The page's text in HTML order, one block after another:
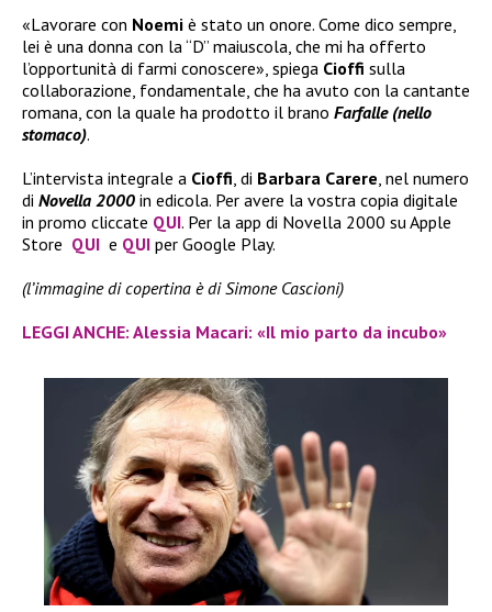
«Lavorare con Noemi è stato un onore. Come dico sempre,
lei è una donna con la “D” maiuscola, che mi ha offerto
l’opportunità di farmi conoscere», spiega Cioffi sulla
collaborazione, fondamentale, che ha avuto con la cantante
romana, con la quale ha prodotto il brano Farfalle (nello
stomaco).
L’intervista integrale a Cioffi, di Barbara Carere, nel numero
di Novella 2000 in edicola. Per avere la vostra copia digitale
in promo cliccate QUI. Per la app di Novella 2000 su Apple
Store QUI e QUI per Google Play.
(l’immagine di copertina è di Simone Cascioni)
LEGGI ANCHE: Alessia Macari: «Il mio parto da incubo»